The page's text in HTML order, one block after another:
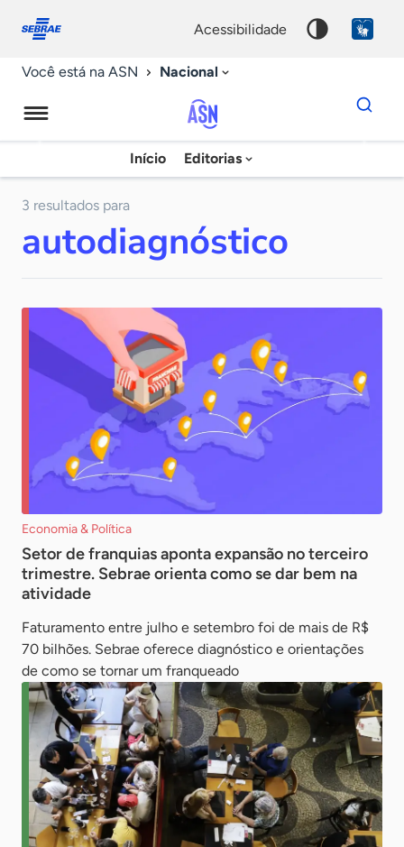
conosco
acessibilidade
Você está na ASN Nacional
Agência
Sebrae
Notícias
Início Editorias
Dados
para
chave
3 resultados para
autodiagnóstico
Economia & Política
Setor de franquias aponta expansão no terceiro
trimestre. Sebrae orienta como se dar bem na
atividade
Faturamento entre julho e setembro foi de mais de R$
70 bilhões. Sebrae oferece diagnóstico e orientações
de como se tornar um franqueado